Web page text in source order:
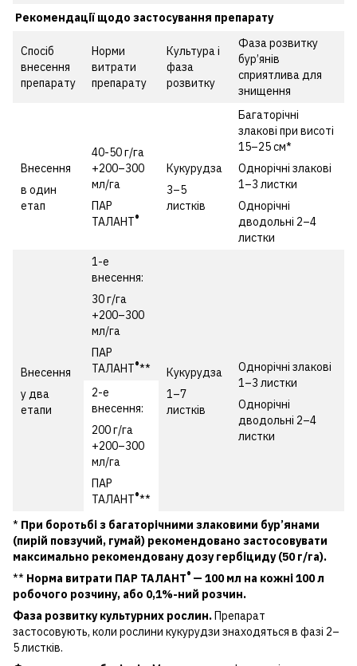
Рекомендації щодо застосування препарату
Спосіб
внесення
препарату
Норми
витрати
препарату
Культура і
фаза
розвитку
Фаза розвитку
бур’янів
сприятлива для
знищення
Внесення
в один
етап
40-50 г/га
+200–300
мл/га
ПАР
ТАЛАНТ®
Кукурудза
3–5
листків
Багаторічні
злакові при висоті
15–25 см*
Однорічні злакові
1–3 листки
Однорічні
дводольні 2–4
листки
Внесення
у два
етапи
1-е
внесення:
30 г/га
+200–300
мл/га
ПАР
ТАЛАНТ®**
Кукурудза
1–7
листків
Однорічні злакові
1–3 листки
Однорічні
дводольні 2–4
листки
2-е
внесення:
200 г/га
+200–300
мл/га
ПАР
ТАЛАНТ®**
* При боротьбі з багаторічними злаковими бур’янами
(пирій повзучий, гумай) рекомендовано застосовувати
максимально рекомендовану дозу гербіциду (50 г/га).
** Норма витрати ПАР ТАЛАНТ® — 100 мл на кожні 100 л
робочого розчину, або 0,1%-ний розчин.
Фаза розвитку культурних рослин.Препарат
застосовують, коли рослини кукурудзи знаходяться в фазі 2–
5 листків.